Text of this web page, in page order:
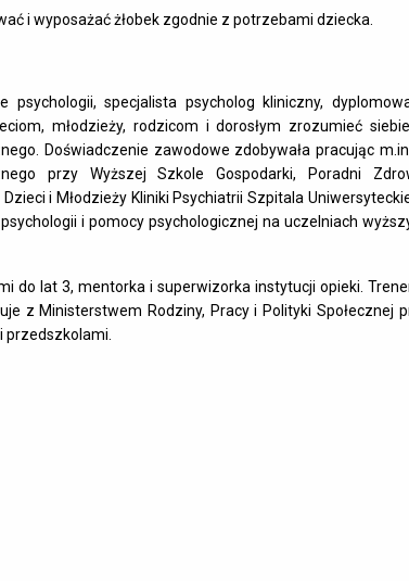
i wyposażać żłobek zgodnie z potrzebami dziecka.
specjalista psycholog kliniczny,
młodzieży, rodzicom i dorosłym zrozumieć
Doświadczenie zawodowe zdobywała pracując
przy Wyższej Szkole Gospodarki, Poradni
i Młodzieży Kliniki Psychiatrii Szpitala
i pomocy psychologicznej na uczelniach
do lat 3, mentorka i superwizorka instytucji opieki.
z Ministerstwem Rodziny, Pracy i Polityki Społecznej
przedszkolami.